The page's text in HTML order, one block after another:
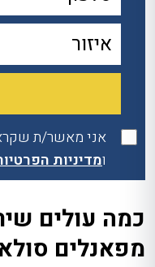
אני מאשר/ת
ומדיניות
כמה עולים
מפאנלים